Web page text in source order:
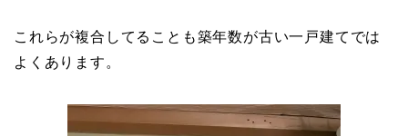
これらが複合してることも築年数が古い一戸建てでは
よくあります。